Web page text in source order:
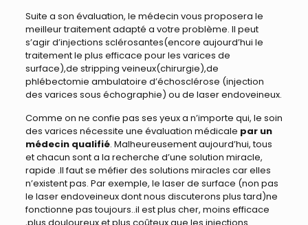
Suite a son évaluation, le médecin vous proposera le
meilleur traitement adapté a votre problème. Il peut
s’agir d’injections sclérosantes(encore aujourd’hui le
traitement le plus efficace pour les varices de
surface),de stripping veineux(chirurgie),de
phlébectomie ambulatoire d’échosclérose (injection
des varices sous échographie) ou de laser endoveineux.
Comme on ne confie pas ses yeux a n’importe qui, le soin
des varices nécessite une évaluation médicale par un
médecin qualifié. Malheureusement aujourd’hui, tous
et chacun sont a la recherche d’une solution miracle,
rapide .Il faut se méfier des solutions miracles car elles
n’existent pas. Par exemple, le laser de surface (non pas
le laser endoveineux dont nous discuterons plus tard)ne
fonctionne pas toujours..il est plus cher, moins efficace